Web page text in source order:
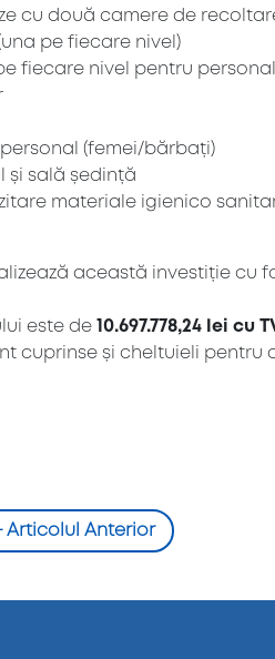
cu două camere de
pe fiecare nivel)
fiecare nivel pentru
(femei/bărbați)
și sală ședință
materiale igienico
această investiție cu
este de 10.697.778,24 lei cu
cuprinse și cheltuieli
Articolul Anterior